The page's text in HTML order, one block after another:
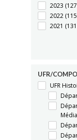
2023
2022
2021
UFR/
UFR